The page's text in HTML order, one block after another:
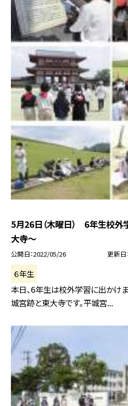
5月26日（木曜日） 6年生校
大寺〜
公開日 2022/05/26 更新日
６年生
本日、6年生は校外学習に出かけ
城宮跡と東大寺です。平城宮...